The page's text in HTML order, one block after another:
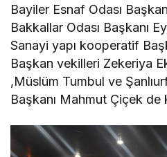
Bayiler Esnaf Odası
Bakkallar Odası Başkanı
Sanayi yapı kooperatif
Başkan vekilleri Zekeriya
,Müslüm Tumbul ve
Başkanı Mahmut Çiçek de